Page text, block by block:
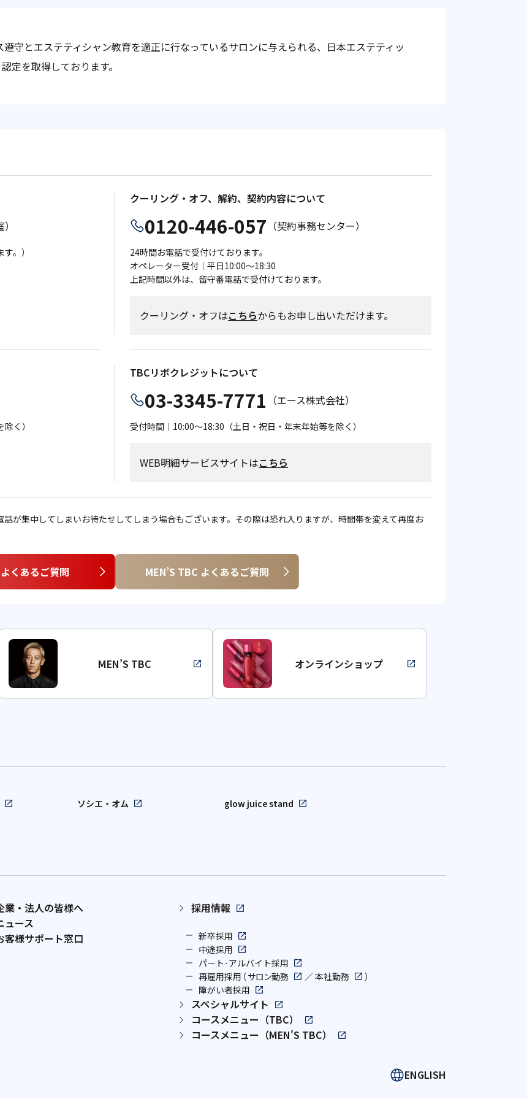
守とエステティシャン教育を適正に行なっているサロンに与えられる、日本エステティッ
定を取得しております。
。）
クーリング・オフ、解約、契約内容について
0120-446-057 （契約事務センター）
24時間お電話で受付けております。
オペレーター受付｜平日10:00～18:30
上記時間以外は、留守番電話で受付けております。
クーリング・オフはこちらからもお申し出いただけます。
く）
TBCリボクレジットについて
03-3345-7771 （エース株式会社）
受付時間｜10:00～18:30（土日・祝日・年末年始等を除く）
WEB明細サービスサイトはこちら
が集中してしまいお待たせしてしまう場合もございます。その際は恐れ入りますが、時間帯を変えて再度お
くあるご質問 MEN’S TBC よくあるご質問
MEN’S TBC オンラインショップ
ソシエ・オム glow juice stand
業・法人の皆様へ
ュース
客様サポート窓口
採用情報
新卒採用
中途採用
パート·アルバイト採用
再雇用採用（ サロン勤務 ／本社勤務
）
障がい者採用
スペシャルサイト
コースメニュー（TBC）
コースメニュー（MEN'S TBC）
ENGLISH